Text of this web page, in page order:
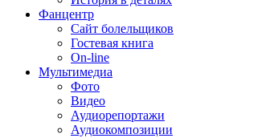
Фанцентр
Сайт болельщиков
Гостевая книга
On-line
Мультимедиа
Фото
Видео
Аудиорепортажи
Аудиокомпозиции